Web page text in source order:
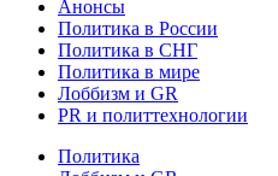
Анонсы
Политика в России
Политика в СНГ
Политика в мире
Лоббизм и GR
PR и политтехнологии
Политика